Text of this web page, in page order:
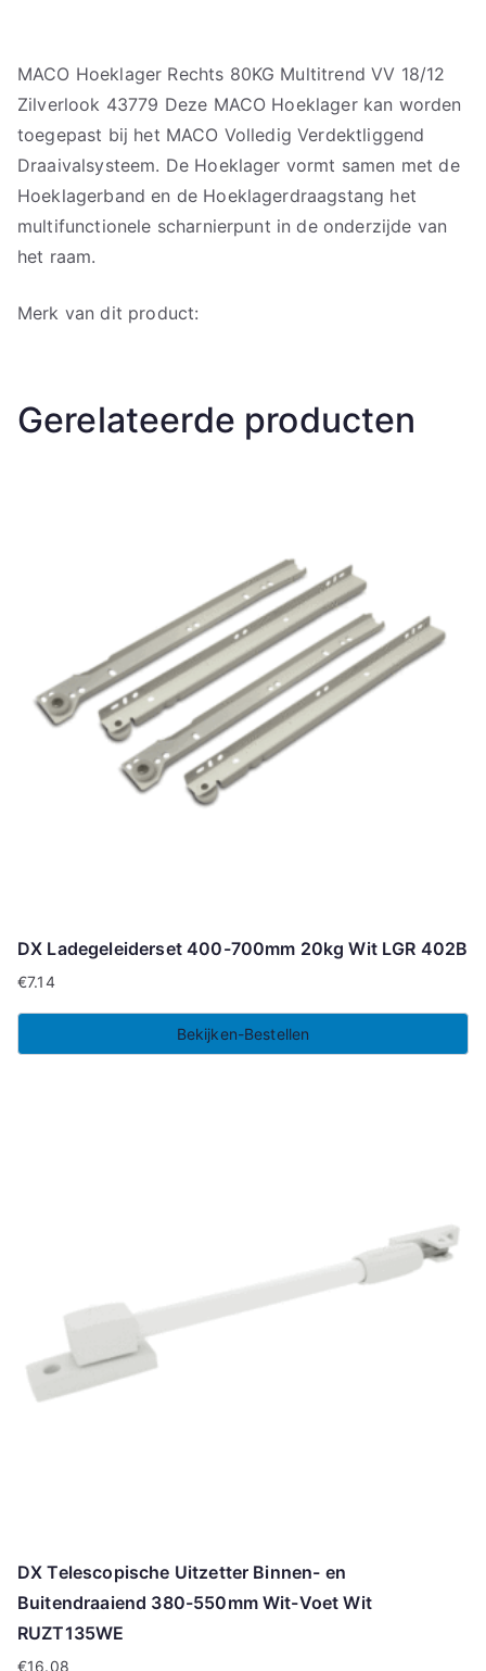
MACO Hoeklager Rechts 80KG Multitrend VV 18/12
Zilverlook 43779 Deze MACO Hoeklager kan worden
toegepast bij het MACO Volledig Verdektliggend
Draaivalsysteem. De Hoeklager vormt samen met de
Hoeklagerband en de Hoeklagerdraagstang het
multifunctionele scharnierpunt in de onderzijde van
het raam.
Merk van dit product:
Gerelateerde producten
DX Ladegeleiderset 400-700mm 20kg Wit LGR 402B
€7.14
Bekijken-Bestellen
DX Telescopische Uitzetter Binnen- en
Buitendraaiend 380-550mm Wit-Voet Wit
RUZT135WE
€16.08